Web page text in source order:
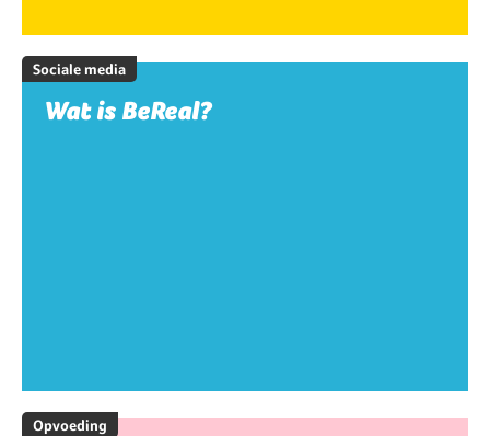
Sociale media
Wat is BeReal?
Opvoeding